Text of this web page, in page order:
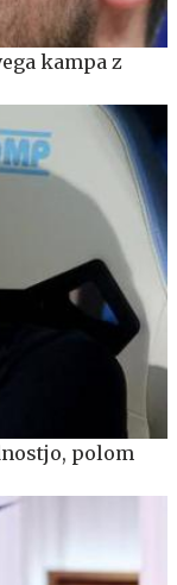
kampa z
polom